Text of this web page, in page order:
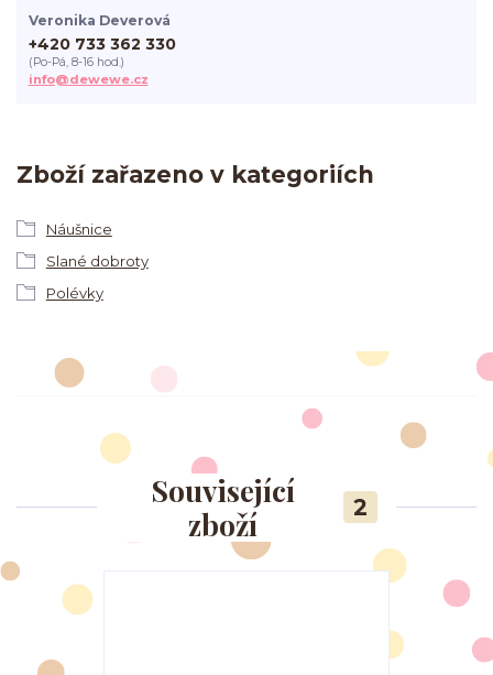
Zboží zařazeno v kategoriích
Náušnice
Slané dobroty
Polévky
Veronika Deverová
+420 733 362 330
(Po-Pá, 8-16 hod.)
info@dewewe.cz
Související
zboží
2